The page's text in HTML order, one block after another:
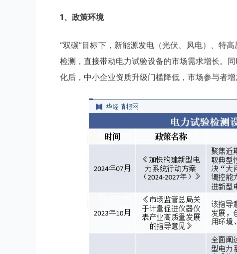
1、政策环境
“双碳”目标下，新能源发电（光伏、风电）、特
检测，直接带动电力试验设备的市场需求增长。
化后，中小企业资质升级门槛降低，市场参与者增